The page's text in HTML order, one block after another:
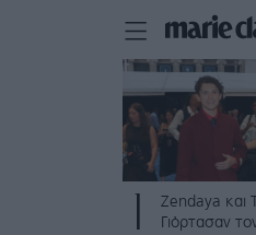
Zendaya και
Γιόρτασαν